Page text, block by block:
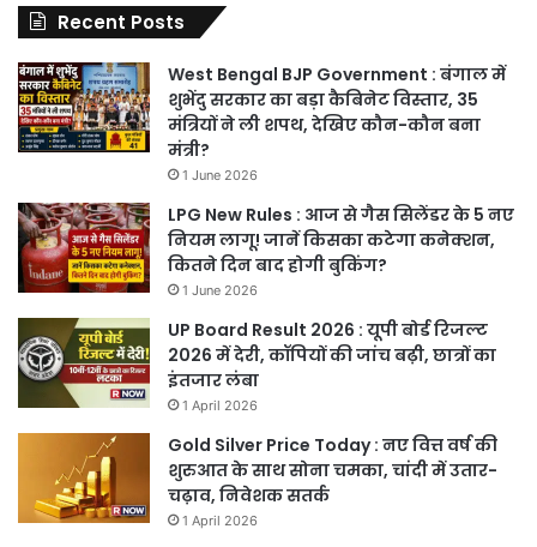
Recent Posts
West Bengal BJP Government : बंगाल में
शुभेंदु सरकार का बड़ा कैबिनेट विस्तार, 35
मंत्रियों ने ली शपथ, देखिए कौन-कौन बना
मंत्री?
1 June 2026
LPG New Rules : आज से गैस सिलेंडर के 5 नए
नियम लागू! जानें किसका कटेगा कनेक्शन,
कितने दिन बाद होगी बुकिंग?
1 June 2026
UP Board Result 2026 : यूपी बोर्ड रिजल्ट
2026 में देरी, कॉपियों की जांच बढ़ी, छात्रों का
इंतजार लंबा
1 April 2026
Gold Silver Price Today : नए वित्त वर्ष की
शुरुआत के साथ सोना चमका, चांदी में उतार-
चढ़ाव, निवेशक सतर्क
1 April 2026